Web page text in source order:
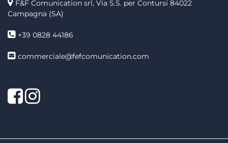
F&F Comunication srl, Via S.S. per Contursi 84022
Campagna (SA)
+39 0828 44186
commerciale@fefcomunication.com
Facebook
Twitter